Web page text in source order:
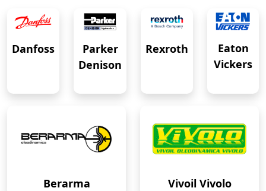
Danfoss
Parker
Denison
Rexroth
Eaton
Vickers
Berarma Vivoil Vivolo